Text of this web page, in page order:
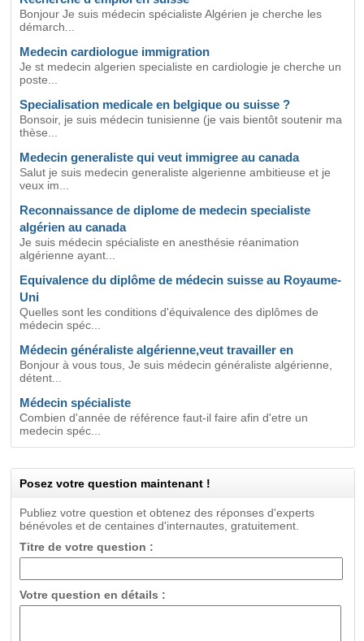
Bonjour Je suis médecin spécialiste Algérien je cherche les
démarch...
Medecin cardiologue immigration
Je st medecin algerien specialiste en cardiologie je cherche un
poste...
Specialisation medicale en belgique ou suisse ?
Bonsoir, je suis médecin tunisienne (je vais bientôt soutenir ma
thèse...
Medecin generaliste qui veut immigree au canada
Salut je suis medecin generaliste algerienne ambitieuse et je
veux im...
Reconnaissance de diplome de medecin specialiste
algérien au canada
Je suis médecin spécialiste en anesthésie réanimation
algérienne ayant...
Equivalence du diplôme de médecin suisse au Royaume-
Uni
Quelles sont les conditions d'équivalence des diplômes de
médecin spéc...
Médecin généraliste algérienne,veut travailler en
Bonjour à vous tous, Je suis médecin généraliste algérienne,
détent...
Médecin spécialiste
Combien d'année de référence faut-il faire afin d'etre un
medecin spéc...
Posez votre question maintenant !
Publiez votre question et obtenez des réponses d'experts
bénévoles et de centaines d'internautes, gratuitement.
Titre de votre question :
Votre question en détails :